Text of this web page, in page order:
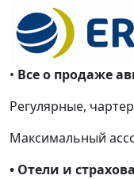
• Все о продаже
Регулярные,
Максимальный
• Отели и